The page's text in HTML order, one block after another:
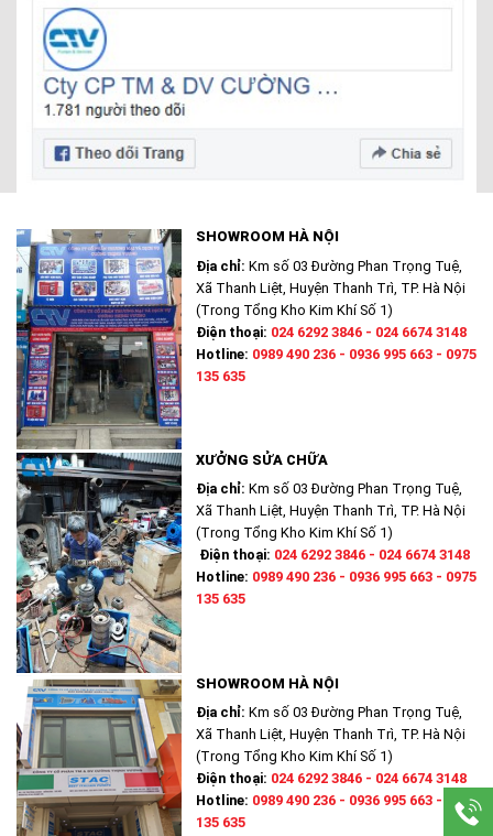
SHOWROOM HÀ NỘI
Địa chỉ: Km số 03 Đường Phan Trọng Tuệ,
Xã Thanh Liệt, Huyện Thanh Trì, TP. Hà Nội
(Trong Tổng Kho Kim Khí Số 1)
Điện thoại: 024 6292 3846 - 024 6674 3148
Hotline: 0989 490 236 - 0936 995 663 - 0975
135 635
XƯỞNG SỬA CHỮA
Địa chỉ: Km số 03 Đường Phan Trọng Tuệ,
Xã Thanh Liệt, Huyện Thanh Trì, TP. Hà Nội
(Trong Tổng Kho Kim Khí Số 1)
Điện thoại: 024 6292 3846 - 024 6674 3148
Hotline: 0989 490 236 - 0936 995 663 - 0975
135 635
SHOWROOM HÀ NỘI
Địa chỉ: Km số 03 Đường Phan Trọng Tuệ,
Xã Thanh Liệt, Huyện Thanh Trì, TP. Hà Nội
(Trong Tổng Kho Kim Khí Số 1)
Điện thoại: 024 6292 3846 - 024 6674 3148
Hotline: 0989 490 236 - 0936 995 663 - 0975
135 635